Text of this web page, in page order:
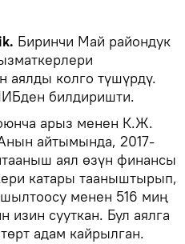
Биринчи Май райондук
аялды колго түшүрдү.
билдиришти.
арыз менен К.Ж.
айтымында, 2017-
аял өзүн финансы
катары тааныштырып,
менен 516 миң
изин сууткан. Бул аялга
адам кайрылган.